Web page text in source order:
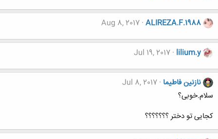
ALIREZA.F.1988
Aug 8, 2017
lilium.y
Jul 19, 2017
نازنین فاطیما Jul 8, 2017
سلام.خوبی؟
کجایی تو دختر ؟؟؟؟؟؟؟